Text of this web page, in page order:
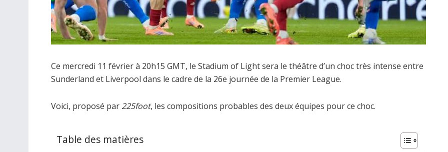
Ce mercredi 11 février à 20h15 GMT, le Stadium of Light sera le théâtre d’un choc très intense entre
Sunderland et Liverpool dans le cadre de la 26e journée de la Premier League.
Voici, proposé par 225foot, les compositions probables des deux équipes pour ce choc.
Table des matières